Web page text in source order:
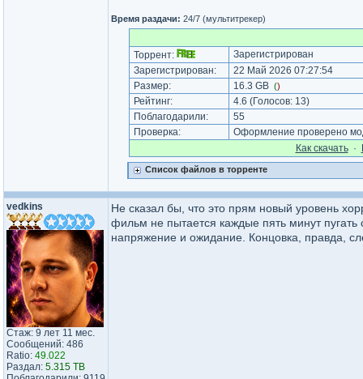
Время раздачи: 24/7 (мультитрекер)
Торрент:
Зарегистрирован
Зарегистрирован:
22 Май 2026 07:27:54
Размер:
16.3 GB ()
Рейтинг: 4.6 (Голосов: 13)
Поблагодарили:
55
Проверка:
Оформление проверено
Как cкачать·
Список файлов в торренте
vedkins
Стаж: 9 лет 11 мес.
Сообщений: 486
Ratio: 49.022
Раздал: 5.315 TB
Не сказал бы, что это прям новый уровень
фильм не пытается каждые пять минут
напряжение и ожидание. Концовка, правда,